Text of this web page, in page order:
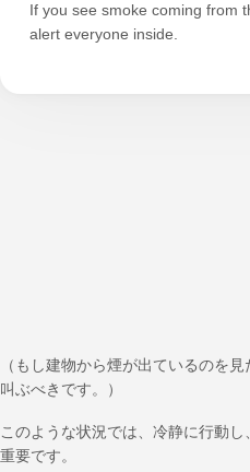
If you see smoke coming from
alert everyone inside.
（もし建物から煙が出ているのを
叫ぶべきです。）
このような状況では、冷静に行動
重要です。